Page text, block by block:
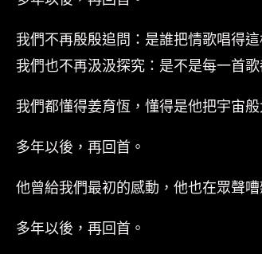
我們不再殷殷追問：是誰把情歌唱得這
我們也不再汲汲探究：是不是每一首
我們都懂得姜育恆，懂得是他把宇宙
多年以後，再回首。
他曾給我們最初的感動，他也在眾聲
多年以後，再回首。